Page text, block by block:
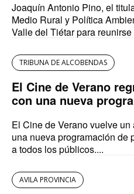
Joaquín Antonio Pino, el
Medio Rural y Política
Valle del Tiétar para
TRIBUNA DE ALCOBENDAS
El Cine de Verano
con una nueva
El Cine de Verano vuelve
una nueva programación
a todos los públicos....
AVILA PROVINCIA